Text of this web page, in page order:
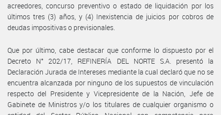
acreedores, concurso preventivo o estado de liquidación por los
últimos tres (3) años, y (4) Inexistencia de juicios por cobros de
deudas impositivas o previsionales.
Que por último, cabe destacar que conforme lo dispuesto por el
Decreto N° 202/17, REFINERÍA DEL NORTE S.A. presentó la
Declaración Jurada de Intereses mediante la cual declaró que no se
encuentra alcanzada por ninguno de los supuestos de vinculación
respecto del Presidente y Vicepresidente de la Nación, Jefe de
Gabinete de Ministros y/o los titulares de cualquier organismo o